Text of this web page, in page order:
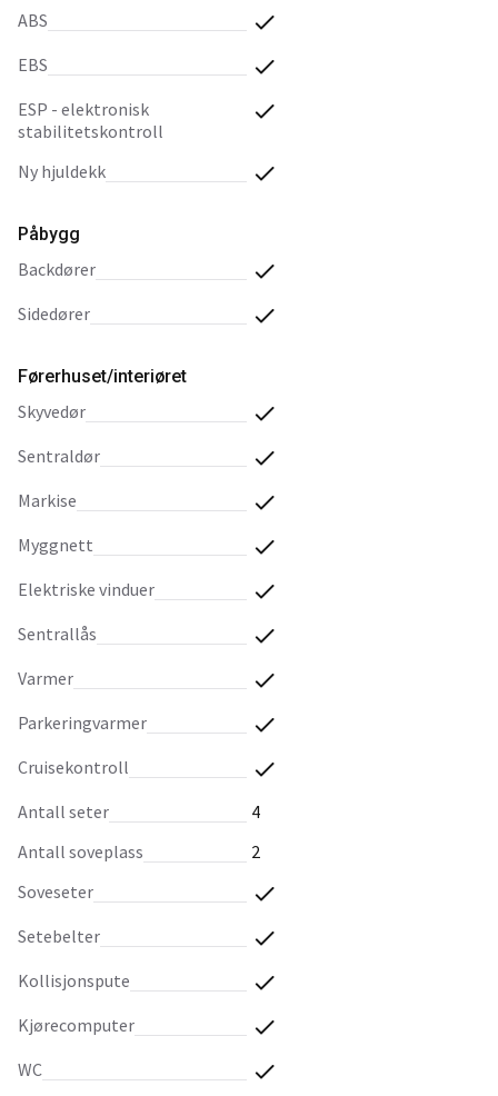
ABS
EBS
ESP - elektronisk
stabilitetskontroll
ny hjuldekk
Påbygg
backdører
sidedører
Førerhuset/interiøret
skyvedør
sentraldør
markise
myggnett
elektriske vinduer
sentrallås
varmer
parkeringvarmer
cruisekontroll
antall seter
4
antall soveplass
2
soveseter
setebelter
kollisjonspute
kjørecomputer
WC